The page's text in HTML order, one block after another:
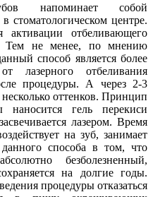
напоминает собой
стоматологическом центре.
отбеливающего
Тем не менее, по мнению
способ является более
лазерного отбеливания
процедуры. А через 2-3
несколько оттенков. Принцип
гель перекиси
лазером. Время
на зуб, занимает
способа в том, что
безболезненный,
на долгие годы.
процедуры отказаться